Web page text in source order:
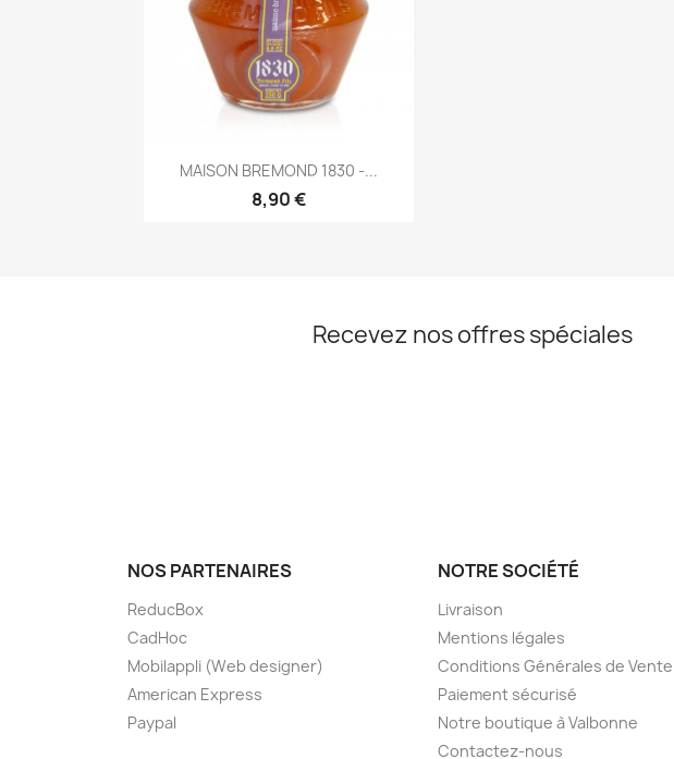
Aperçu rapide
MAISON BREMOND 1830 -...
8,90 €
Recevez nos offres spéciales
NOS PARTENAIRES
ReducBox
CadHoc
Mobilappli (Web designer)
American Express
Paypal
NOTRE SOCIÉTÉ
Livraison
Mentions légales
Conditions Générales de Vente
Paiement sécurisé
Notre boutique à Valbonne
Contactez-nous